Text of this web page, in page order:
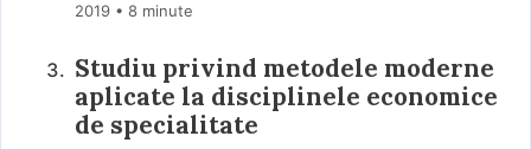
2019 • 8 minute
Studiu privind metodele moderne
aplicate la disciplinele economice
de specialitate